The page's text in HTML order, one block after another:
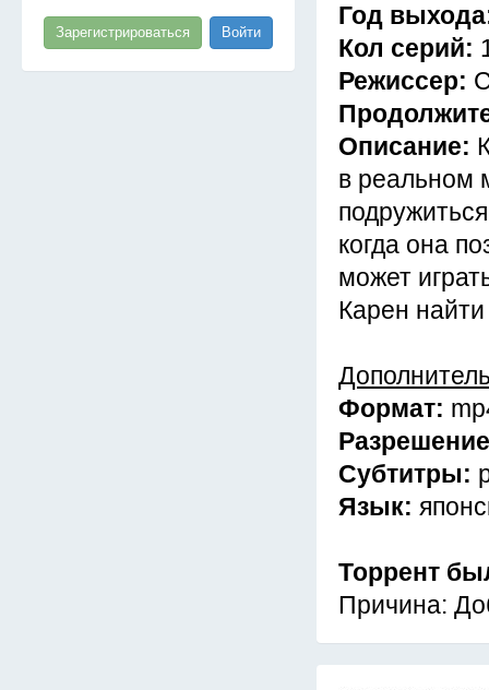
Зарегистрироваться Войти
Год
Кол серий:
Режиссер:
Описание:
в реальном
когда она
может
Карен
Формат:
Субтитры:
Язык:
Торрент
Причина: